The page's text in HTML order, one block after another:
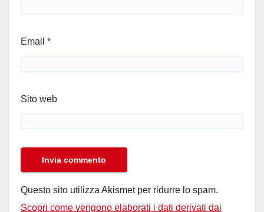
Email *
Sito web
Questo sito utilizza Akismet per ridurre lo spam.
Scopri come vengono elaborati i dati derivati dai